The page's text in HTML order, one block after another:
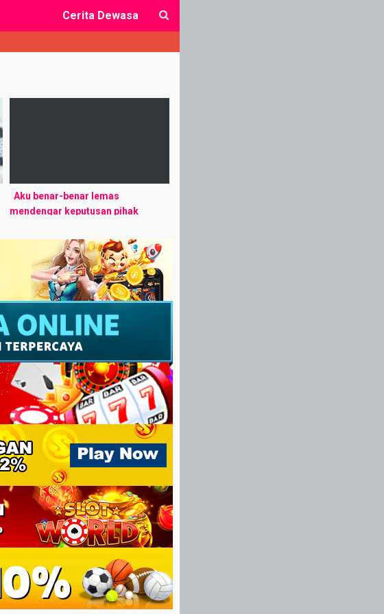
Cerita Dewasa
Aku benar-benar lemas
mendengar keputusan pihak
Bulan lalu perusahaan sudah
menyampaikan rencananya untuk
mengurangi sejumlah karyawan,
termasuk pengemudi. Hari ...